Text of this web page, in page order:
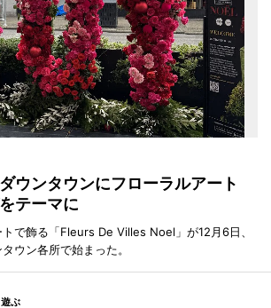
ウンタウンにフローラルアート
テーマに
で飾る「Fleurs De Villes Noel」が12月6日、
ウン各所で始まった。
ぶ